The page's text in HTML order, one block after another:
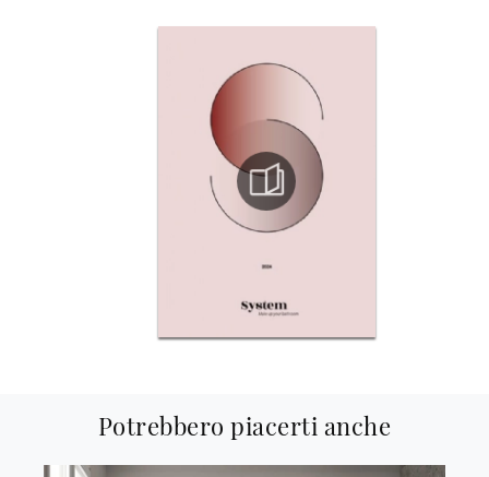
Potrebbero piacerti anche